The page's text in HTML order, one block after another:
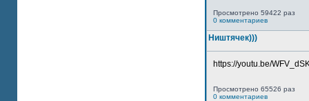
Просмотрено 59422 раз
0 комментариев
Ништячек)))
https://youtu.be/
Просмотрено 65526 раз
0 комментариев